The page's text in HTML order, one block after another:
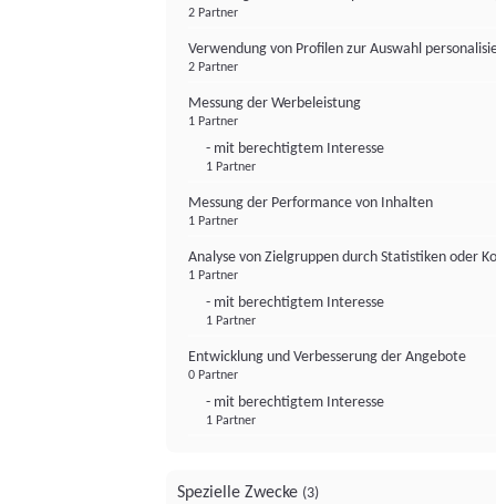
2 Partner
Verwendung von Profilen zur Auswahl
2 Partner
Messung der Werbeleistung
1 Partner
- mit berechtigtem Interesse
1 Partner
Messung der Performance von Inhalten
1 Partner
Analyse von Zielgruppen durch Statistiken oder
1 Partner
- mit berechtigtem Interesse
1 Partner
Entwicklung und Verbesserung der Angebote
0 Partner
- mit berechtigtem Interesse
1 Partner
Spezielle Zwecke (3)